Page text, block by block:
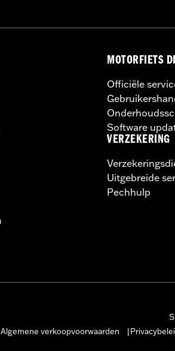
MOTORFIETS
Officiële
Software
VERZEKERING
Uitgebreide
Pechhulp
Algemene verkoopvoorwaarden